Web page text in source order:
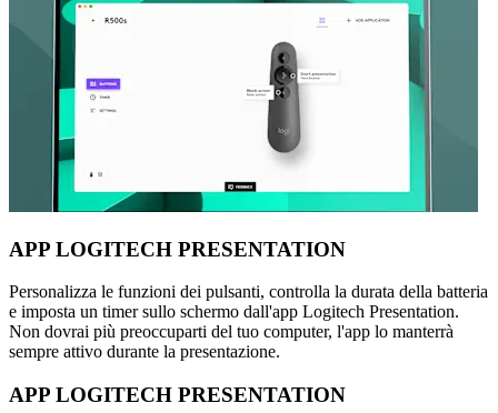
APP LOGITECH PRESENTATION
Personalizza le funzioni dei pulsanti, controlla la durata della batteria
e imposta un timer sullo schermo dall'app Logitech Presentation.
Non dovrai più preoccuparti del tuo computer, l'app lo manterrà
sempre attivo durante la presentazione.
APP LOGITECH PRESENTATION